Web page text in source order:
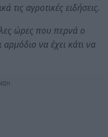
τις αγροτικές ειδήσεις.
ώρες που περνά ο
αρμόδιο να έχει κάτι να